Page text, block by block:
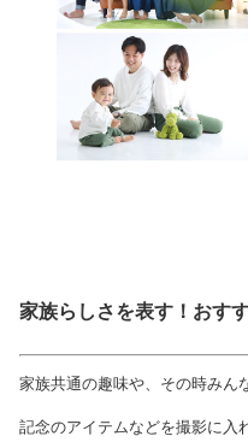
家族らしさを表す！おす
家族共通の趣味や、その時みん
記念のアイテムなどを撮影に入